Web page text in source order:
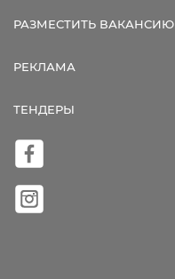
РАЗМЕСТИТЬ ВАКАНСИЮ
РЕКЛАМА
ТЕНДЕРЫ